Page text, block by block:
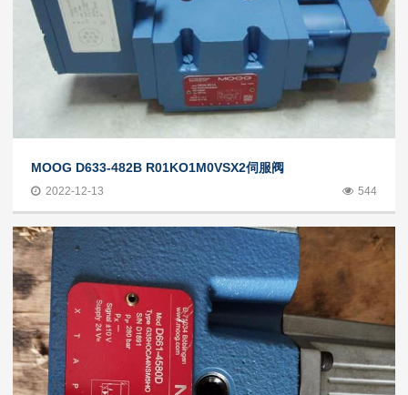
MOOG D633-482B R01KO1M0VSX2伺服阀
2022-12-13 544